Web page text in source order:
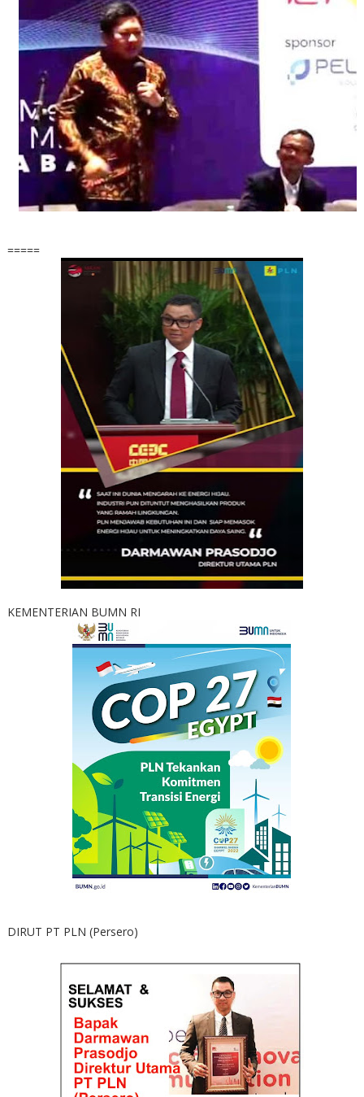
=====
KEMENTERIAN BUMN RI
DIRUT PT PLN (Persero)